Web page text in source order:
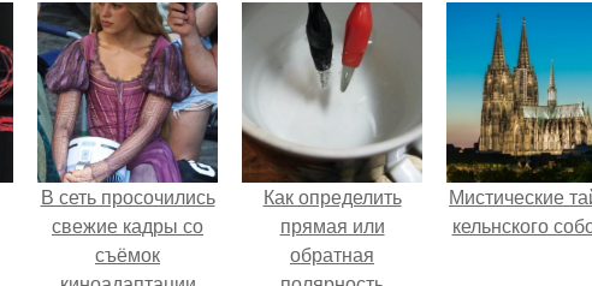
В сеть просочились
свежие кадры со
съёмок
Как определить
прямая или
обратная
Мистические
кельнского